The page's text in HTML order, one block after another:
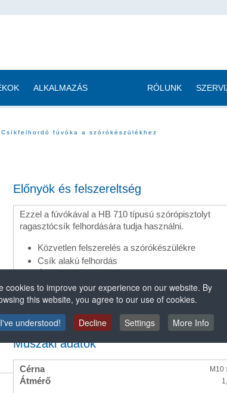
ALKALMAZÁS RÓLUNK
Csíkfelhordó fúvóka a szórókészülékhez
Előnyök és felszereltség
Ezzel a fúvókával a HB 710 típusú szórópisztolyt
ragasztócsík felhordására tudja használni.
Közvetlen felszerelés a szórókészülékre
Csík alakú felhordás
Menet: M10 x 0,75
Műszaki adatok
Cérna M10
Átmérő
cookies to improve your experience on our website. By
this website, you agree to our use of cookies.
understood!
Decline Settings More Info